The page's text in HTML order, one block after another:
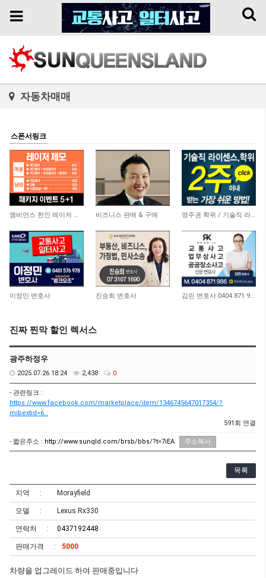
Toggle
Toggle
자동차매매
스폰서링크
3,770 엠비언스 한인 레이저 클리닉 5,857
비즈니스 판매 & 구매 20,744 영주권 학위 / 기술직 라이센스 최소2주안에 받기! (요리, 페인팅, 용접, 차일드케어 등…
10,963
이정민 변호사 10,716
진승희 변호사 12,922 김린 변호사 0404 871 986
진짜 찐막 할인 렉서스
광주하정우
2025.07.26 18:24 2,438 0
- 관련링크 :
https://www.facebook.com/marketplace/item/1346745647017354/?
mibextid=6…
591회 연결
- 짧은주소 : http://www.sunqld.com/brsb/bbs/?t=7iEA 주소복사
목록
지역 Morayfield
모델 Lexus Rx330
연락처 0437192448
판매가격 5000
차량을 업그레이드 하여 판매중입니다